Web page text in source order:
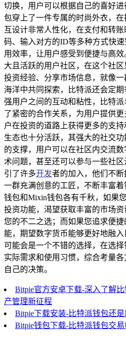
切换，用户可以根据自己的喜好
包穿上了一件专属的时尚外衣，
互设计非常人性化，在支付和转
码、输入对方的ID等多种方式快
用效率，让用户感受到便捷与高
大且活跃的用户社区，在这个社
投资经验、分享市场信息，就像
海洋中共同探索，比特派还会定
强用户之间的互动和粘性，比特
了紧密的合作关系，为用户提供
户在投资的道路上获得更多的支
生态也十分活跃，其强大的社交
的支撑，用户可以在社区内交流
术问题，甚至还可以参与一些社
引了许多开发者的加入，他们不
一群充满创意的工匠，不断丰富
钱包和Mixin钱包各有千秋，如果
投资功能，渴望获取丰富的市场
您的不二之选；而如果您追求便
能，期望数字货币能够更好地融
可能会是一个不错的选择，在选
实际需求和使用习惯，综合考量
自己的决策。
Bitpie官方安卓下载-深入了解
产管理新征程
Bitpie下载安装-比特派钱包还
Bitpie钱包下载-比特派钱包交